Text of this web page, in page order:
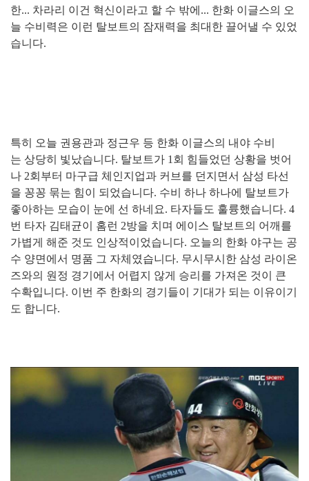
한... 차라리 이건 혁신이라고 할 수 밖에... 한화 이글스의 오
늘 수비력은 이런 탈보트의 잠재력을 최대한 끌어낼 수 있었
습니다.
특히 오늘 권용관과 정근우 등 한화 이글스의 내야 수비
는 상당히 빛났습니다. 탈보트가 1회 힘들었던 상황을 벗어
나 2회부터 마구급 체인지업과 커브를 던지면서 삼성 타선
을 꽁꽁 묶는 힘이 되었습니다. 수비 하나 하나에 탈보트가
좋아하는 모습이 눈에 선 하네요. 타자들도 훌륭했습니다. 4
번 타자 김태균이 홈런 2방을 치며 에이스 탈보트의 어깨를
가볍게 해준 것도 인상적이었습니다. 오늘의 한화 야구는 공
수 양면에서 명품 그 자체였습니다. 무시무시한 삼성 라이온
즈와의 원정 경기에서 어렵지 않게 승리를 가져온 것이 큰
수확입니다. 이번 주 한화의 경기들이 기대가 되는 이유이기
도 합니다.